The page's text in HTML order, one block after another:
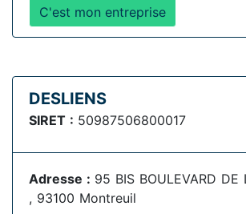
C'est mon entreprise
DESLIENS
SIRET : 50987506800017
Adresse : 95 BIS BOULEVARD DE
, 93100 Montreuil